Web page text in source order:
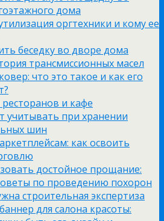
дома
оргтехники и кому ее
беседку во дворе дома
трансмиссионных масел
что это такое и как его
и кафе
учитывать при хранении
шин
как освоить
достойное прощание:
по проведению похорон
строительная экспертиза
для салона красоты: